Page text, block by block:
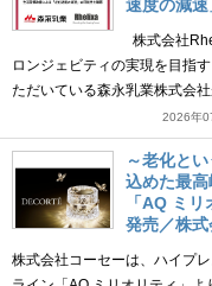
速度の減
株式会社
ロンジェビティの実現を目指
ただいている森永乳業株式会
2026年
～老化と
込めた最
「AQ ミ
発売／株
株式会社コーセーは、ハイプ